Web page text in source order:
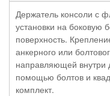
Держатель консоли с
установки на боковую
поверхность.
анкерного или
направляющей внутри
помощью болтов и
комплект.